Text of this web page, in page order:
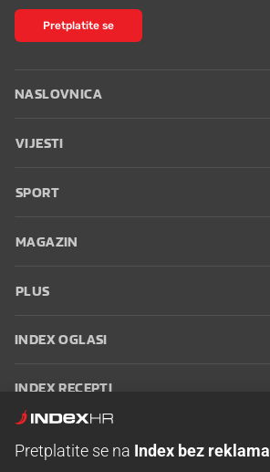
Pretplatite se
NASLOVNICA
VIJESTI
SPORT
MAGAZIN
PLUS
INDEX OGLASI
INDEX RECEPTI
Pretplatite se na Index bez reklama